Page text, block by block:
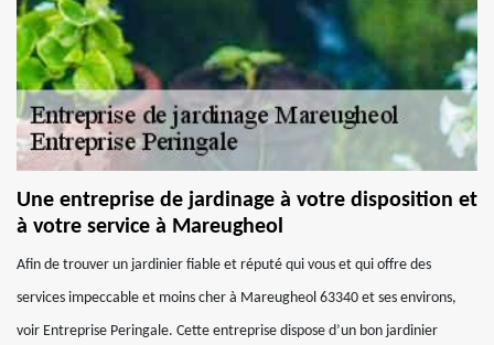
Une entreprise de jardinage à votre disposition et
à votre service à Mareugheol
Afin de trouver un jardinier fiable et réputé qui vous et qui offre des
services impeccable et moins cher à Mareugheol 63340 et ses environs,
voir Entreprise Peringale. Cette entreprise dispose d’un bon jardinier